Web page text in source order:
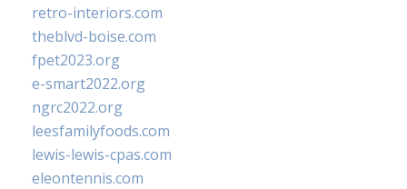
retro-interiors.com
theblvd-boise.com
fpet2023.org
e-smart2022.org
ngrc2022.org
leesfamilyfoods.com
lewis-lewis-cpas.com
eleontennis.com